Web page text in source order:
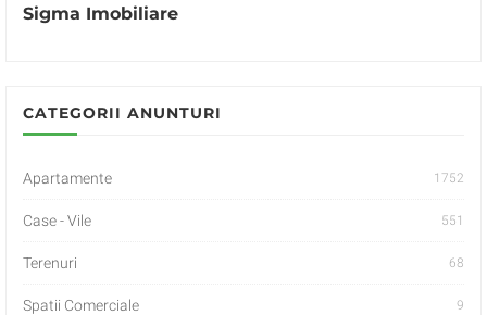
Sigma Imobiliare
CATEGORII ANUNTURI
Apartamente 1752
Case - Vile 551
Terenuri 68
Spatii Comerciale 9